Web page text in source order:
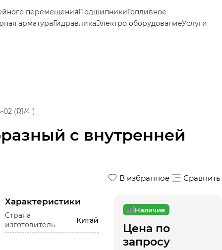
с внутренней
перемещенияПодшипникиТопливное
арматураГидравликаЭлектро оборудованиеУслуги
(R1/4")
В избранное Сравнить
Характеристики
Страна
изготовитель
Китай
Наличие
Цена по
запросу